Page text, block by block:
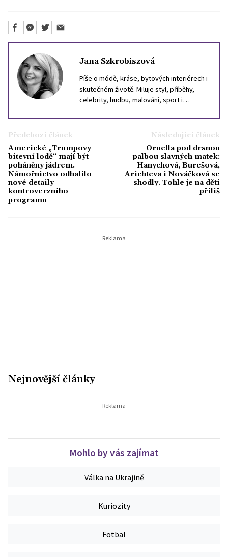
Jana Szkrobiszová
Píše o módě, kráse, bytových interiérech i
skutečném životě. Miluje styl, příběhy,
celebrity, hudbu, malování, sport i
lidech kolem sebe. Věří, že dobrý text
může být stejně silný jako dobrý parfém,
Předchozí článek
Americké „Trumpovy
bitevní lodě“ mají být
poháněny jádrem.
Námořnictvo odhalilo
nové detaily
kontroverzního
programu
Následující článek
Ornella pod drsnou
palbou slavných matek:
Hanychová, Burešová,
Arichteva i Nováčková se
shodly. Tohle je na děti
příliš
Nejnovější články
Mohlo by vás zajímat
Válka na Ukrajině
Kuriozity
Fotbal